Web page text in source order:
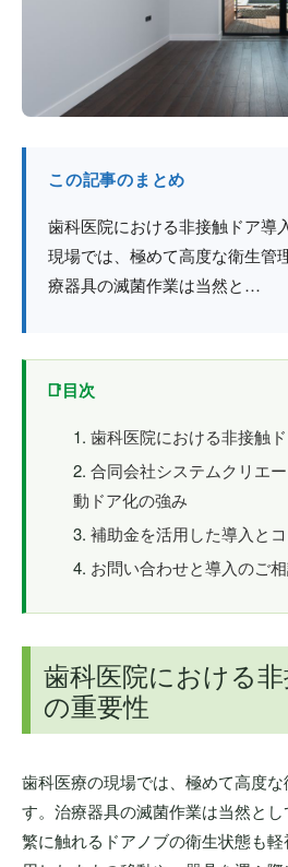
栃木
関西エリア
最新情報
この記事のまとめ
歯科医院における非接触ドア導
現場では、極めて高度な衛生管
療器具の滅菌作業は当然と…
目次
歯科医院における非接触
合同会社システムクリエ
動ドア化の強み
補助金を活用した導入と
お問い合わせと導入のご
歯科医院における
の重要性
歯科医療の現場では、極めて高度
す。治療器具の滅菌作業は当然と
繁に触れるドアノブの衛生状態も